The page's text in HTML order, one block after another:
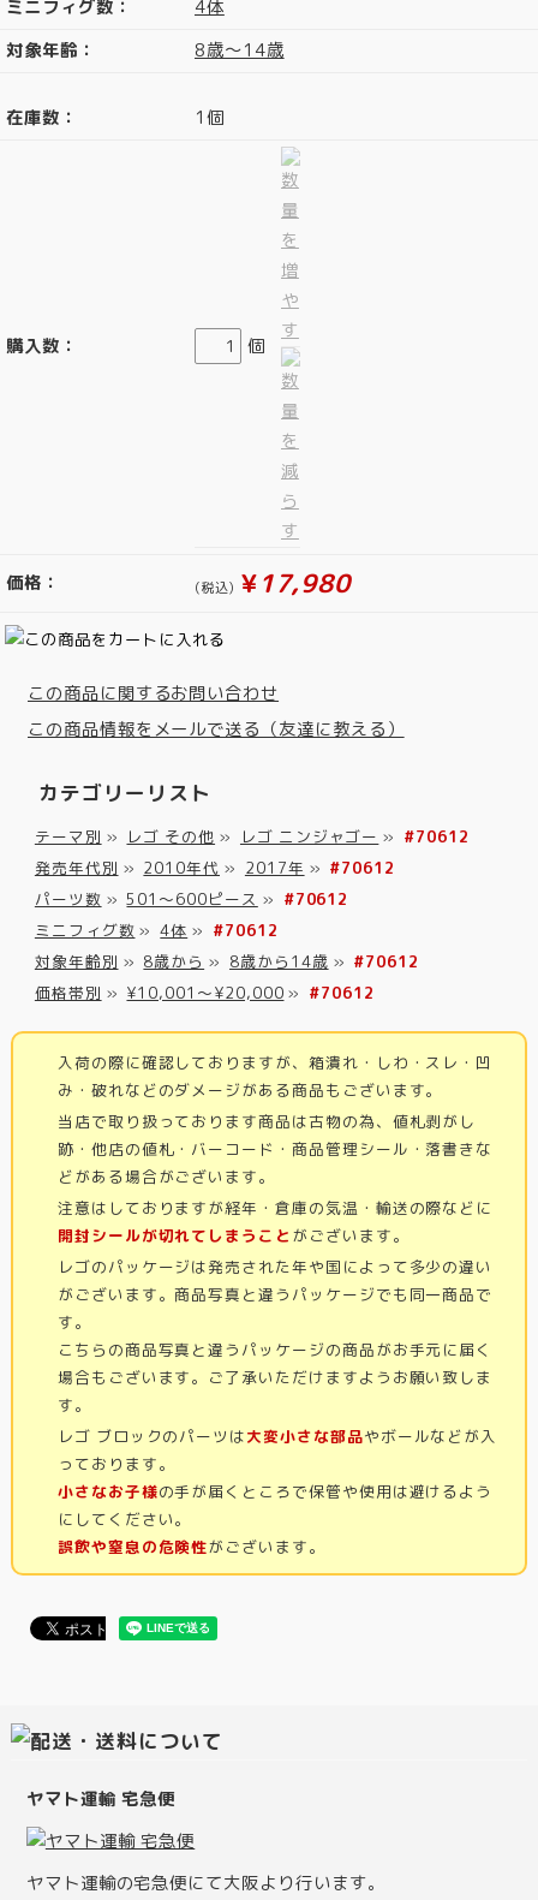
ミニフィグ数：
4体
対象年齢：
8歳～14歳
在庫数： 1個
購入数： 個
価格： (税込) ¥17,980
この商品に関するお問い合わせ
この商品情報をメールで送る（友達に教える）
カテゴリーリスト
テーマ別 » レゴ その他 » レゴ ニンジャゴー » #70612
発売年代別 » 2010年代 » 2017年 » #70612
パーツ数 » 501～600ピース » #70612
ミニフィグ数 » 4体 » #70612
対象年齢別 » 8歳から » 8歳から14歳 » #70612
価格帯別 » ¥10,001～¥20,000 » #70612
入荷の際に確認しておりますが、箱潰れ・しわ・スレ・凹
み・破れなどのダメージがある商品もございます。
当店で取り扱っております商品は古物の為、値札剥がし
跡・他店の値札・バーコード・商品管理シール・落書きな
どがある場合がございます。
注意はしておりますが経年・倉庫の気温・輸送の際などに
開封シールが切れてしまうこと がございます。
レゴのパッケージは発売された年や国によって多少の違い
がございます。商品写真と違うパッケージでも同一商品で
す。
こちらの商品写真と違うパッケージの商品がお手元に届く
場合もございます。ご了承いただけますようお願い致しま
す。
レゴ ブロックのパーツは大変小さな部品やボールなどが入
っております。
小さなお子様の手が届くところで保管や使用は避けるよう
にしてください。
誤飲や窒息の危険性がございます。
ヤマト運輸 宅急便
ヤマト運輸の宅急便にて大阪より行います。